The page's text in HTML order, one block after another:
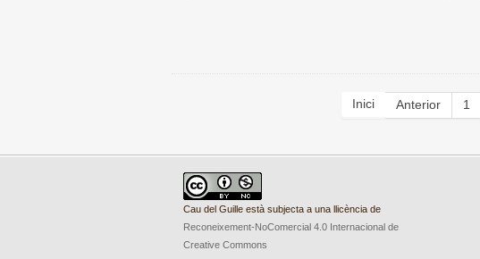
Inici Anterior 1
Cau del Guille està subjecta a una llicència de
Reconeixement-NoComercial 4.0 Internacional de
Creative Commons